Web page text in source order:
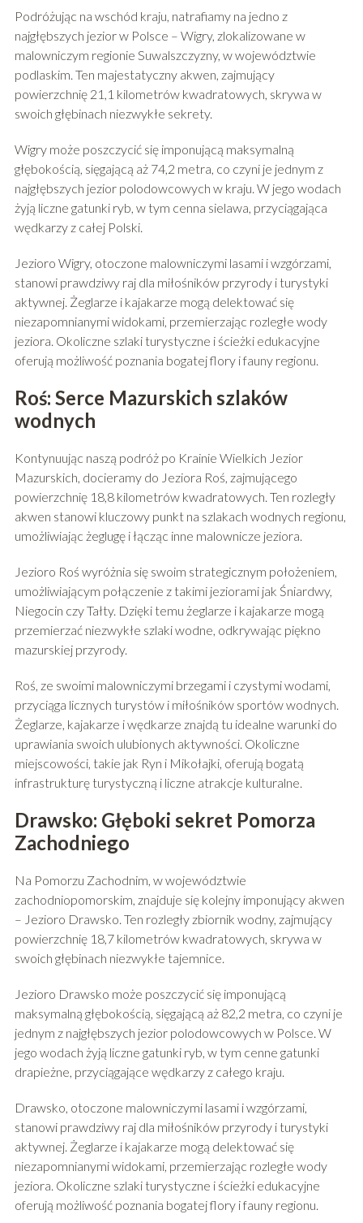
Podróżując na wschód kraju, natrafiamy na jedno z
najgłębszych jezior w Polsce – Wigry, zlokalizowane w
malowniczym regionie Suwalszczyzny, w województwie
podlaskim. Ten majestatyczny akwen, zajmujący
powierzchnię 21,1 kilometrów kwadratowych, skrywa w
swoich głębinach niezwykłe sekrety.
Wigry może poszczycić się imponującą maksymalną
głębokością, sięgającą aż 74,2 metra, co czyni je jednym z
najgłębszych jezior polodowcowych w kraju. W jego wodach
żyją liczne gatunki ryb, w tym cenna sielawa, przyciągająca
wędkarzy z całej Polski.
Jezioro Wigry, otoczone malowniczymi lasami i wzgórzami,
stanowi prawdziwy raj dla miłośników przyrody i turystyki
aktywnej. Żeglarze i kajakarze mogą delektować się
niezapomnianymi widokami, przemierzając rozległe wody
jeziora. Okoliczne szlaki turystyczne i ścieżki edukacyjne
oferują możliwość poznania bogatej flory i fauny regionu.
Roś: Serce Mazurskich szlaków
wodnych
Kontynuując naszą podróż po Krainie Wielkich Jezior
Mazurskich, docieramy do Jeziora Roś, zajmującego
powierzchnię 18,8 kilometrów kwadratowych. Ten rozległy
akwen stanowi kluczowy punkt na szlakach wodnych regionu,
umożliwiając żeglugę i łącząc inne malownicze jeziora.
Jezioro Roś wyróżnia się swoim strategicznym położeniem,
umożliwiającym połączenie z takimi jeziorami jak Śniardwy,
Niegocin czy Tałty. Dzięki temu żeglarze i kajakarze mogą
przemierzać niezwykłe szlaki wodne, odkrywając piękno
mazurskiej przyrody.
Roś, ze swoimi malowniczymi brzegami i czystymi wodami,
przyciąga licznych turystów i miłośników sportów wodnych.
Żeglarze, kajakarze i wędkarze znajdą tu idealne warunki do
uprawiania swoich ulubionych aktywności. Okoliczne
miejscowości, takie jak Ryn i Mikołajki, oferują bogatą
infrastrukturę turystyczną i liczne atrakcje kulturalne.
Drawsko: Głęboki sekret Pomorza
Zachodniego
Na Pomorzu Zachodnim, w województwie
zachodniopomorskim, znajduje się kolejny imponujący akwen
– Jezioro Drawsko. Ten rozległy zbiornik wodny, zajmujący
powierzchnię 18,7 kilometrów kwadratowych, skrywa w
swoich głębinach niezwykłe tajemnice.
Jezioro Drawsko może poszczycić się imponującą
maksymalną głębokością, sięgającą aż 82,2 metra, co czyni je
jednym z najgłębszych jezior polodowcowych w Polsce. W
jego wodach żyją liczne gatunki ryb, w tym cenne gatunki
drapieżne, przyciągające wędkarzy z całego kraju.
Drawsko, otoczone malowniczymi lasami i wzgórzami,
stanowi prawdziwy raj dla miłośników przyrody i turystyki
aktywnej. Żeglarze i kajakarze mogą delektować się
niezapomnianymi widokami, przemierzając rozległe wody
jeziora. Okoliczne szlaki turystyczne i ścieżki edukacyjne
oferują możliwość poznania bogatej flory i fauny regionu.